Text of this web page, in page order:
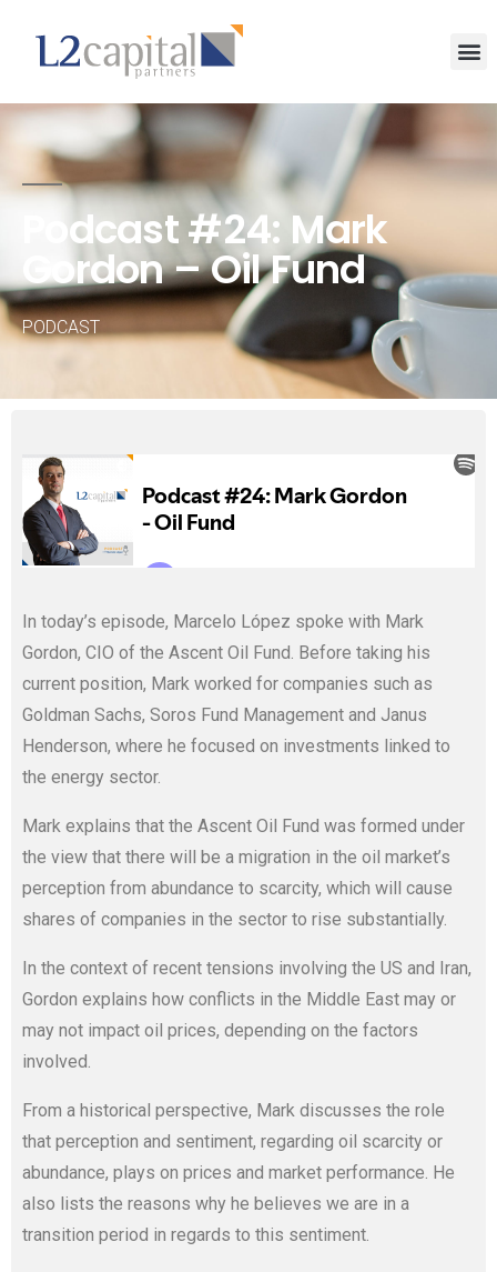
Podcast #24: Mark
Gordon – Oil Fund
PODCAST
In today’s episode, Marcelo López spoke with Mark
Gordon, CIO of the Ascent Oil Fund. Before taking his
current position, Mark worked for companies such as
Goldman Sachs, Soros Fund Management and Janus
Henderson, where he focused on investments linked to
the energy sector.
Mark explains that the Ascent Oil Fund was formed under
the view that there will be a migration in the oil market’s
perception from abundance to scarcity, which will cause
shares of companies in the sector to rise substantially.
In the context of recent tensions involving the US and Iran,
Gordon explains how conflicts in the Middle East may or
may not impact oil prices, depending on the factors
involved.
From a historical perspective, Mark discusses the role
that perception and sentiment, regarding oil scarcity or
abundance, plays on prices and market performance. He
also lists the reasons why he believes we are in a
transition period in regards to this sentiment.